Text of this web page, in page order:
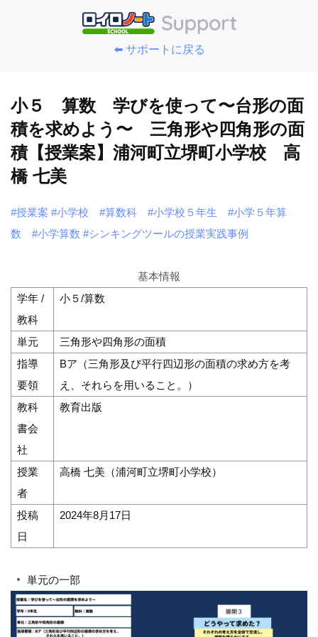
⬅️ サポートに戻る
小５ 算数 学びを使って〜台形の面
積を求めよう〜 三角形や四角形の面
積【授業案】浦河町立堺町小学校 高
橋 七美
#授業案 #小学校 #算数科 #小学校５年生
#小学５年算
数
#小学算数 #シンキングツールの授業実践事例
基本情報
学年 /
教科
小５/算数
単元
三角形や四角形の面積
指導
要領
Bア（三角形及び平行四辺形の面積の求め方を考
え、それらを用いること。）
教科
書会
社
教育出版
授業
者
高橋 七美（浦河町立堺町小学校）
投稿
日
2024年8月17日
単元の一部